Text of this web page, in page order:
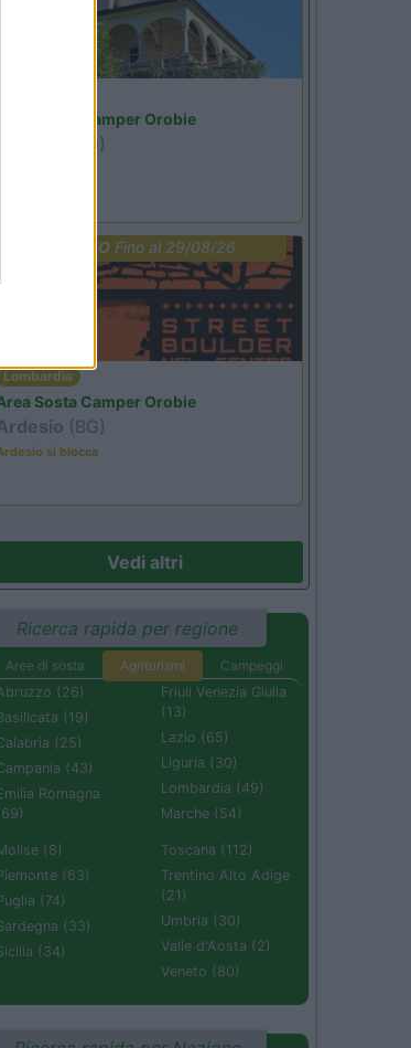
Area Sosta Camper Orobie
(BG)
PROMO Fino al 29/08/26
Lombardia
Sosta Camper Orobie
(BG)
si blocca
Vedi altri
Ricerca rapida per regione
Aree di sosta Agriturismi
Campeggi
(26)
(19)
(25)
(43)
Romagna
Friuli Venezia Giulia
(13)
Lazio (65)
Liguria (30)
Lombardia (49)
Marche (54)
(8)
(63)
(74)
(33)
(34)
Toscana (112)
Trentino Alto Adige
(21)
Umbria (30)
Valle d'Aosta (2)
Veneto (80)